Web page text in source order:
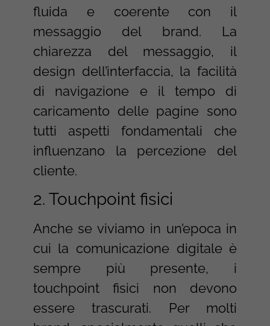
fluida e coerente con il
messaggio del brand. La
chiarezza del messaggio, il
design dell’interfaccia, la facilità
di navigazione e il tempo di
caricamento delle pagine sono
tutti aspetti fondamentali che
influenzano la percezione del
cliente.
2. Touchpoint fisici
Anche se viviamo in un’epoca in
cui la comunicazione digitale è
sempre più presente, i
touchpoint fisici non devono
essere trascurati. Per molti